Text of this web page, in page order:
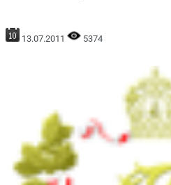
13.07.2011 5374